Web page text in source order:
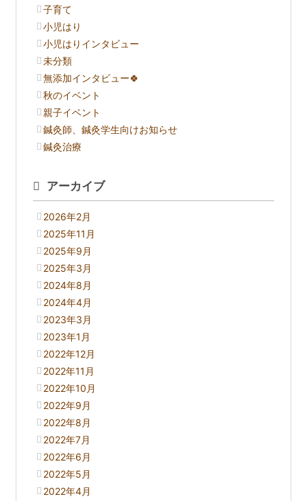
子育て
小児はり
小児はりインタビュー
未分類
無添加インタビュー🍀
秋のイベント
親子イベント
鍼灸師、鍼灸学生向けお知らせ
鍼灸治療
アーカイブ
2026年2月
2025年11月
2025年9月
2025年3月
2024年8月
2024年4月
2023年3月
2023年1月
2022年12月
2022年11月
2022年10月
2022年9月
2022年8月
2022年7月
2022年6月
2022年5月
2022年4月